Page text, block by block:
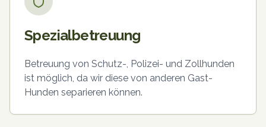
Spezialbetreuung
Betreuung von Schutz-, Polizei- und Zollhunden
ist möglich, da wir diese von anderen Gast-
Hunden separieren können.